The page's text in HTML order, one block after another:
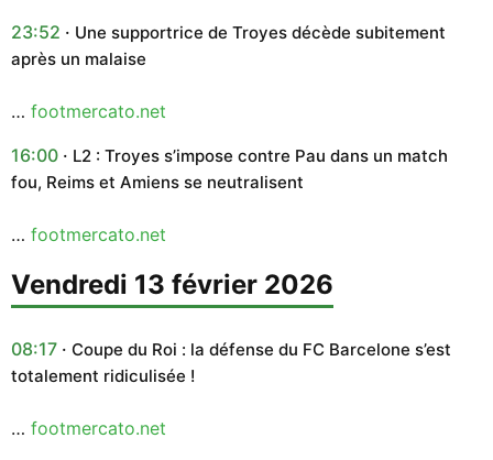
23:52
Une supportrice de Troyes décède subitement
après un malaise
… footmercato.net
16:00
L2 : Troyes s’impose contre Pau dans un match
fou, Reims et Amiens se neutralisent
… footmercato.net
vendredi 13 février 2026
08:17
Coupe du Roi : la défense du FC Barcelone s’est
totalement ridiculisée !
… footmercato.net